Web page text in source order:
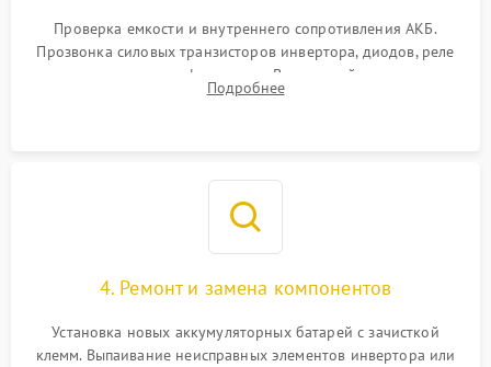
Проверка емкости и внутреннего сопротивления АКБ.
Прозвонка силовых транзисторов инвертора, диодов, реле
переключения и трансформатора. Визуальный поиск вздутых
конденсаторов и прогаров на печатной плате.
Подробнее
4. Ремонт и замена компонентов
Установка новых аккумуляторных батарей с зачисткой
клемм. Выпаивание неисправных элементов инвертора или